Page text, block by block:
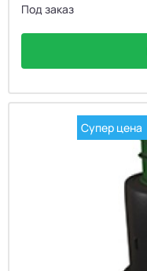
Под заказ
Супер цена